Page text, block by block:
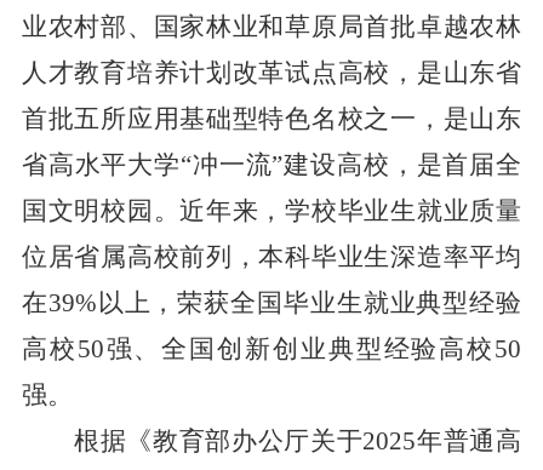
业农村部、国家林业和草原局首批卓越农林
人才教育培养计划改革试点高校，是山东省
首批五所应用基础型特色名校之一，是山东
省高水平大学“冲一流”建设高校，是首届全
国文明校园。近年来，学校毕业生就业质量
位居省属高校前列，本科毕业生深造率平均
在39%以上，荣获全国毕业生就业典型经验
高校50强、全国创新创业典型经验高校50
强。
根据《教育部办公厅关于2025年普通高